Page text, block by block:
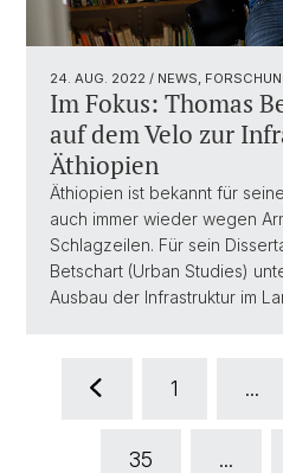
24. AUG. 2022 / NEWS,
Im Fokus: Thomas
auf dem Velo zur
Äthiopien
Äthiopien ist bekannt für
auch immer wieder wegen
Schlagzeilen. Für sein
Betschart (Urban Studies)
Ausbau der Infrastruktur im
1 ...
35 ...